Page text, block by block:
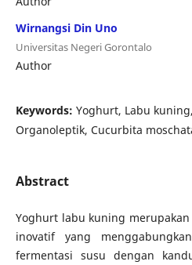
Wirnangsi Din Uno
Universitas Negeri Gorontalo
Author
Keywords: Yoghurt, Labu
Organoleptik, Cucurbita
Abstract
Yoghurt labu kuning
inovatif yang
fermentasi susu dengan